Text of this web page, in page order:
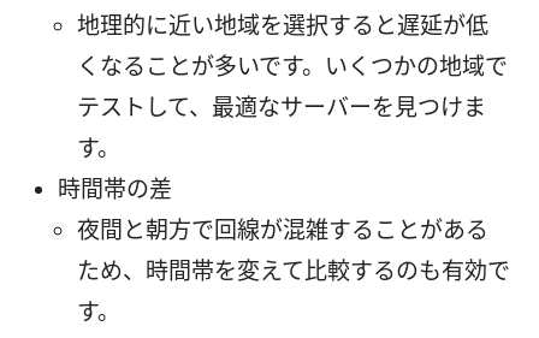
地理的に近い地域を選択すると遅延が低
くなることが多いです。いくつかの地域で
テストして、最適なサーバーを見つけま
す。
時間帯の差
夜間と朝方で回線が混雑することがある
ため、時間帯を変えて比較するのも有効で
す。